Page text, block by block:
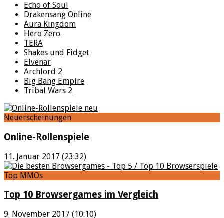
Echo of Soul
Drakensang Online
Aura Kingdom
Hero Zero
TERA
Shakes und Fidget
Elvenar
Archlord 2
Big Bang Empire
Tribal Wars 2
Neuerscheinungen
Online-Rollenspiele
11. Januar 2017 (23:32)
Top MMOs
Top 10 Browsergames im Vergleich
9. November 2017 (10:10)